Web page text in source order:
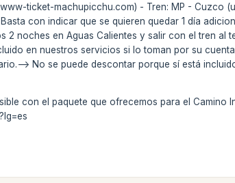
ticket-machupicchu.com) - Tren: MP - Cuzco
con indicar que se quieren quedar 1 día
noches en Aguas Calientes y salir con el tren al
en nuestros servicios si lo toman por su
> No se puede descontar porque sí está
con el paquete que ofrecemos para el Camino